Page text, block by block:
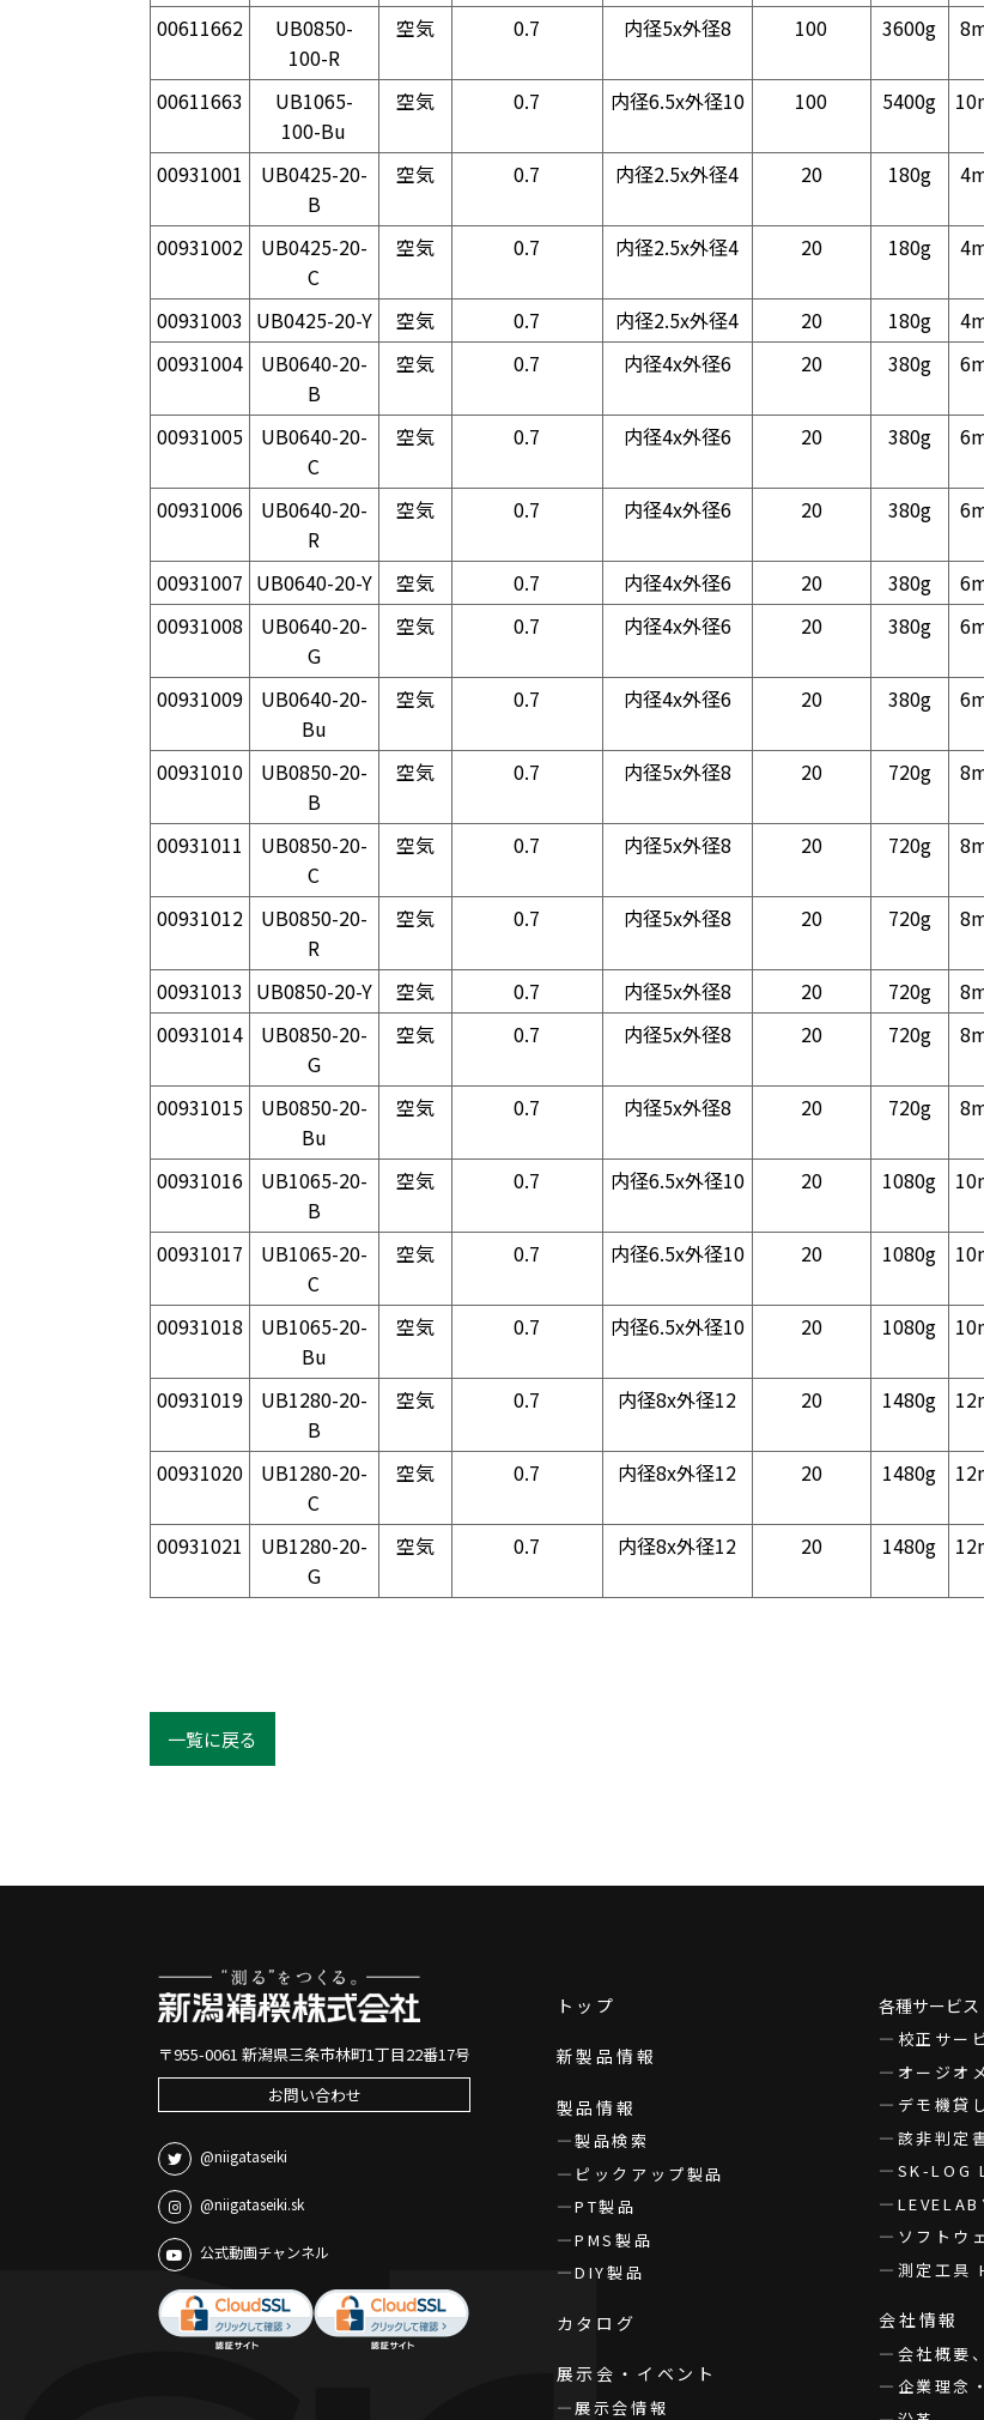
00611662
UB0850-
100-R
空気 0.7 内径5x外径8 100 3600g
00611663
UB1065-
100-Bu
空気 0.7 内径6.5x外径10 100 5400g
00931001
UB0425-20-
B
空気 0.7 内径2.5x外径4 20 180g
00931002
UB0425-20-
C
空気 0.7 内径2.5x外径4 20 180g
00931003 UB0425-20-Y 空気 0.7 内径2.5x外径4 20 180g
00931004
UB0640-20-
B
空気 0.7 内径4x外径6 20 380g
00931005
UB0640-20-
C
空気 0.7 内径4x外径6 20 380g
00931006
UB0640-20-
R
空気 0.7 内径4x外径6 20 380g
00931007 UB0640-20-Y 空気 0.7 内径4x外径6 20 380g
00931008
UB0640-20-
G
空気 0.7 内径4x外径6 20 380g
00931009
UB0640-20-
Bu
空気 0.7 内径4x外径6 20 380g
00931010
UB0850-20-
B
空気 0.7 内径5x外径8 20 720g
00931011
UB0850-20-
C
空気 0.7 内径5x外径8 20 720g
00931012
UB0850-20-
R
空気 0.7 内径5x外径8 20 720g
00931013 UB0850-20-Y 空気 0.7 内径5x外径8 20 720g
00931014
UB0850-20-
G
空気 0.7 内径5x外径8 20 720g
00931015
UB0850-20-
Bu
空気 0.7 内径5x外径8 20 720g
00931016
UB1065-20-
B
空気 0.7 内径6.5x外径10 20 1080g
00931017
UB1065-20-
C
空気 0.7 内径6.5x外径10 20 1080g
00931018
UB1065-20-
Bu
空気 0.7 内径6.5x外径10 20 1080g
00931019
UB1280-20-
B
空気 0.7 内径8x外径12 20 1480g
00931020
UB1280-20-
C
空気 0.7 内径8x外径12 20 1480g
00931021
UB1280-20-
G
空気 0.7 内径8x外径12 20 1480g
一覧に戻る
〒955-0061 新潟県三条市林町1丁目22番17号
お問い合わせ
@niigataseiki
@niigataseiki.sk
公式動画チャンネル
トップ
新製品情報
製品情報
製品検索
ピックアップ製品
PT製品
PMS製品
DIY製品
カタログ
展示会・イベント
展示会情報
各種サービス
校正サー
オージオ
デモ機貸
該非判定
SK-LOG
ソフトウ
測定工具
会社情報
会社概要
企業理念